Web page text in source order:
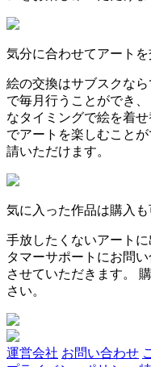
気分に合わせてアートを
絵の交換はサブスクな
で毎月行うことができ
なタイミングで絵を着
でアートを楽しむこと
請いただけます。
気に入った作品は購入
手放したくないアート
タマーサポートにお問
させていただきます。
さい。
運営会社 お問い合わせ